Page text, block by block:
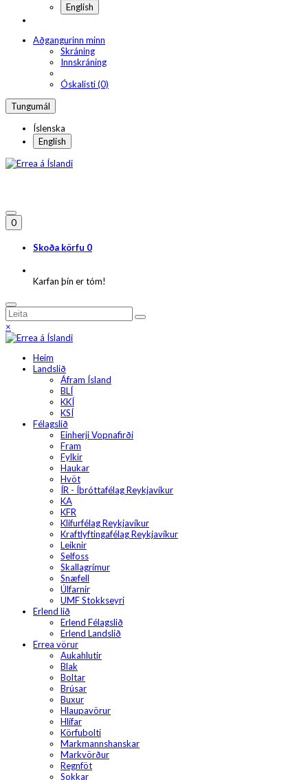
English
Aðgangurinn minn
Skráning
Innskráning
Óskalisti (0)
Tungumál
Íslenska
English
0
Skoða körfu 0
Karfan þín er tóm!
×
Heim
Landslið
Áfram Ísland
BLÍ
KKÍ
KSÍ
Félagslið
Einherji Vopnafirði
Fram
Fylkir
Haukar
Hvöt
ÍR - Íþróttafélag Reykjavíkur
KA
KFR
Klifurfélag Reykjavíkur
Kraftlyftingafélag Reykjavíkur
Leiknir
Selfoss
Skallagrímur
Snæfell
Úlfarnir
UMF Stokkseyri
Erlend lið
Erlend Félagslið
Erlend Landslið
Errea vörur
Aukahlutir
Blak
Boltar
Brúsar
Buxur
Hlaupavörur
Hlífar
Körfubolti
Markmannshanskar
Markvörður
Regnföt
Sokkar